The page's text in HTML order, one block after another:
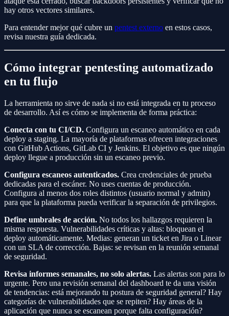
hay otros vectores similares.
Para entender mejor qué cubre un pentest externo en estos casos,
revisa nuestra guía dedicada.
Cómo integrar pentesting automatizado
en tu flujo
La herramienta no sirve de nada si no está integrada en tu proceso
de desarrollo. Así es cómo se implementa de forma práctica:
Conecta con tu CI/CD. Configura un escaneo automático en cada
deploy a staging. La mayoría de plataformas ofrecen integraciones
con GitHub Actions, GitLab CI y Jenkins. El objetivo es que ningún
deploy llegue a producción sin un escaneo previo.
Configura escaneos autenticados. Crea credenciales de prueba
dedicadas para el escáner. No uses cuentas de producción.
Configura al menos dos roles distintos (usuario normal y admin)
para que la plataforma pueda verificar la separación de privilegios.
Define umbrales de acción. No todos los hallazgos requieren la
misma respuesta. Vulnerabilidades críticas y altas: bloquean el
deploy automáticamente. Medias: generan un ticket en Jira o Linear
con un SLA de corrección. Bajas: se revisan en la reunión semanal
de seguridad.
Revisa informes semanales, no solo alertas. Las alertas son para lo
urgente. Pero una revisión semanal del dashboard te da una visión
de tendencias: está mejorando tu postura de seguridad general? Hay
categorías de vulnerabilidades que se repiten? Hay áreas de la
aplicación que nunca se escanean porque falta configuración?